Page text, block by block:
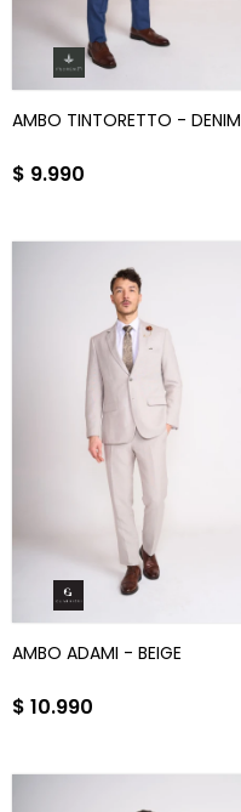
AMBO TINTORETTO - DENIM
$ 9.990
AMBO ADAMI - BEIGE
$ 10.990